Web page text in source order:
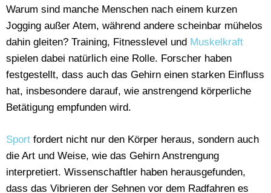
Warum sind manche Menschen nach einem kurzen
Jogging außer Atem, während andere scheinbar mühelos
dahin gleiten? Training, Fitnesslevel und Muskelkraft
spielen dabei natürlich eine Rolle. Forscher haben
festgestellt, dass auch das Gehirn einen starken Einfluss
hat, insbesondere darauf, wie anstrengend körperliche
Betätigung empfunden wird.
Sport fordert nicht nur den Körper heraus, sondern auch
die Art und Weise, wie das Gehirn Anstrengung
interpretiert. Wissenschaftler haben herausgefunden,
dass das Vibrieren der Sehnen vor dem Radfahren es